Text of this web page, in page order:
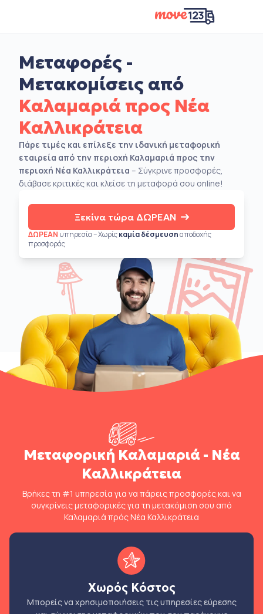
Μεταφορές -
Μετακομίσεις από
Καλαμαριά προς Νέα
Καλλικράτεια
Πάρε τιμές και επίλεξε την ιδανική μεταφορική
εταιρεία από την περιοχή Καλαμαριά προς την
περιοχή Νέα Καλλικράτεια – Σύγκρινε προσφορές,
διάβασε κριτικές και κλείσε τη μεταφορά σου online!
Ξεκίνα τώρα ΔΩΡΕΑΝ
ΔΩΡΕΑΝ υπηρεσία – Χωρίςκαμία δέσμευσηαποδοχής
προσφοράς
Μεταφορική Καλαμαριά - Νέα
Καλλικράτεια
Βρήκες τη #1 υπηρεσία για να πάρεις προσφορές και να
συγκρίνεις μεταφορικές για τη μετακόμιση σου από
Καλαμαριά πρός Νέα Καλλικράτεια
Χωρός Κόστος
Μπορείς να χρησιμοποιήσεις τις υπηρεσίες εύρεσης